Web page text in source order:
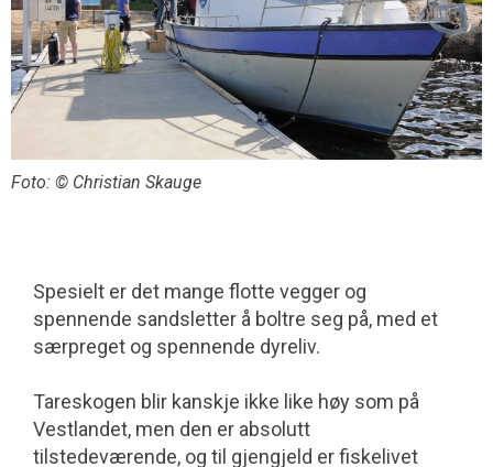
Foto: © Christian Skauge
Spesielt er det mange flotte vegger og
spennende sandsletter å boltre seg på, med et
særpreget og spennende dyreliv.
Tareskogen blir kanskje ikke like høy som på
Vestlandet, men den er absolutt
tilstedeværende, og til gjengjeld er fiskelivet